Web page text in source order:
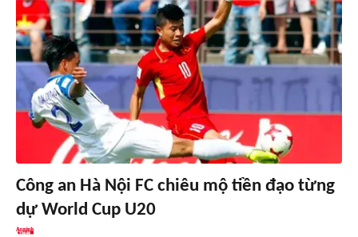
Công an Hà Nội FC chiêu mộ tiền đạo từng
dự World Cup U20